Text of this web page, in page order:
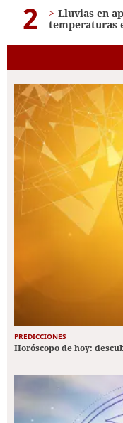
2
Lluvias en
temperaturas
PREDICCIONES
Horóscopo de hoy: